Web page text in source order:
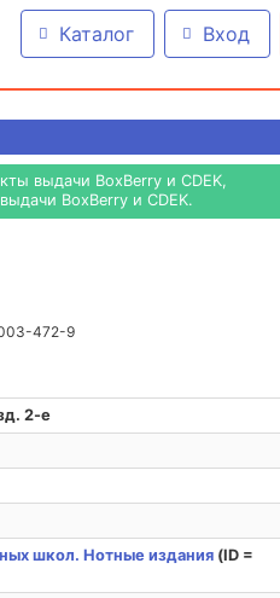
Каталог Вход
выдачи BoxBerry и CDEK,
BoxBerry и CDEK.
472-9
2-е
школ. Нотные издания(ID =